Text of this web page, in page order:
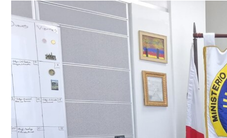
Historias
SERVICIOS
Buscador
Comunicados
Contenido
de
marcas
RSS